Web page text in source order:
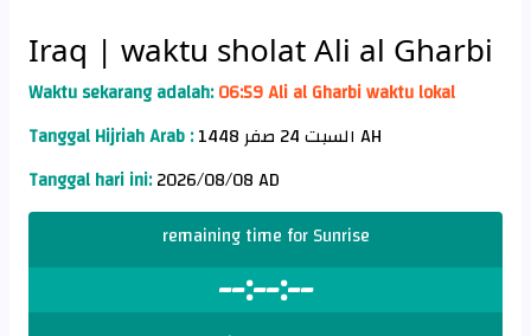
Iraq | waktu sholat Ali al Gharbi
Waktu sekarang adalah:06:59 Ali al Gharbi waktu lokal
Tanggal Hijriah Arab :
السبت 24 صفر 1448 AH
Tanggal hari ini:2026/08/08 AD
remaining time for Sunrise
--:--:--